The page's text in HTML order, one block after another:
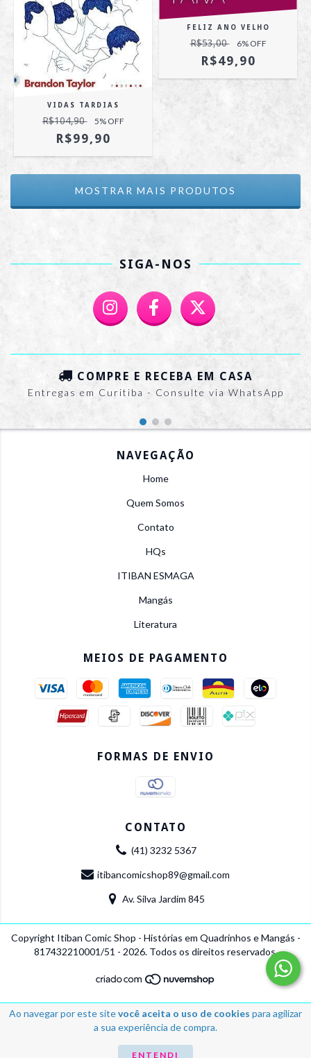
Ao navegar por este sitevocê aceita o uso de cookies para agilizar
a sua experiência de compra.
ENTENDI
VIDAS TARDIAS
R$104,90 5% OFF
R$99,90
FELIZ ANO VELHO
R$53,00 6% OFF
R$49,90
MOSTRAR MAIS PRODUTOS
SIGA-NOS
COMPRE E RECEBA EM CASA
Entregas em Curitiba - Consulte via WhatsApp
NAVEGAÇÃO
Home
Quem Somos
Contato
HQs
ITIBAN ESMAGA
Mangás
Literatura
MEIOS DE PAGAMENTO
FORMAS DE ENVIO
CONTATO
(41) 3232 5367
itibancomicshop89@gmail.com
Av. Silva Jardim 845
Copyright Itiban Comic Shop - Histórias em Quadrinhos e Mangás -
817432210001/51 - 2026. Todos os direitos reservados.